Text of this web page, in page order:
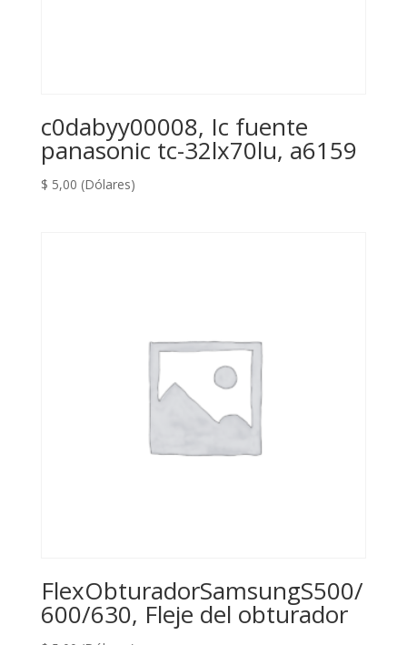
c0dabyy00008, Ic fuente
panasonic tc-32lx70lu, a6159
$ 5,00 (Dólares)
FlexObturadorSamsungS500/
600/630, Fleje del obturador